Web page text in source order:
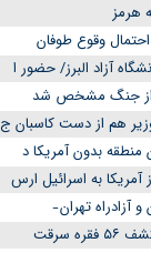
هرمز
وقوع طوفان
آزاد البرز/ حضور ا
از جنگ مشخص شد
هم از دست کاسبان ج
منطقه بدون آمریکا د
آزادراه تهران